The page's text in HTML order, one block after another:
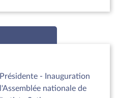
- Inauguration
nationale de